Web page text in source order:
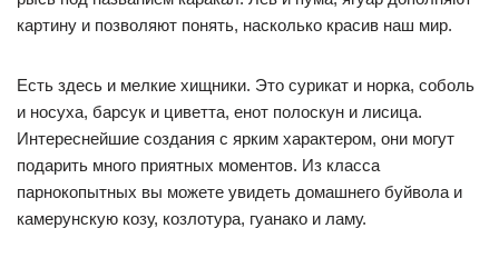
картину и позволяют понять, насколько красив наш мир.
Есть здесь и мелкие хищники. Это сурикат и норка, соболь
и носуха, барсук и циветта, енот полоскун и лисица.
Интереснейшие создания с ярким характером, они могут
подарить много приятных моментов. Из класса
парнокопытных вы можете увидеть домашнего буйвола и
камерунскую козу, козлотура, гуанако и ламу.